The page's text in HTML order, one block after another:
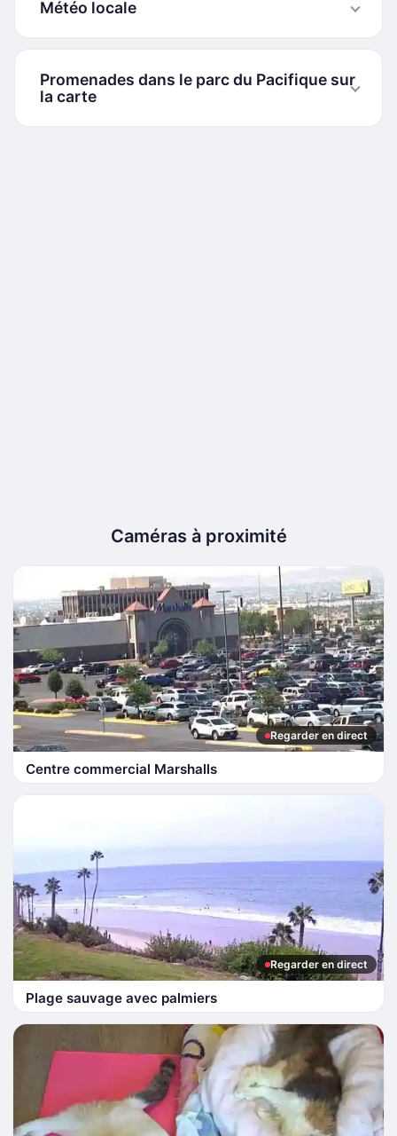
Météo locale
Promenades dans le parc du Pacifique sur
la carte
Caméras à proximité
Regarder en direct
Centre commercial Marshalls
Regarder en direct
Plage sauvage avec palmiers